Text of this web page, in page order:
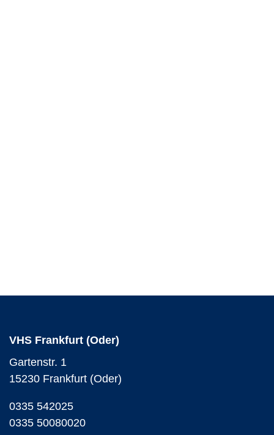
VHS Frankfurt (Oder)
Gartenstr. 1
15230 Frankfurt (Oder)
0335 542025
0335 50080020